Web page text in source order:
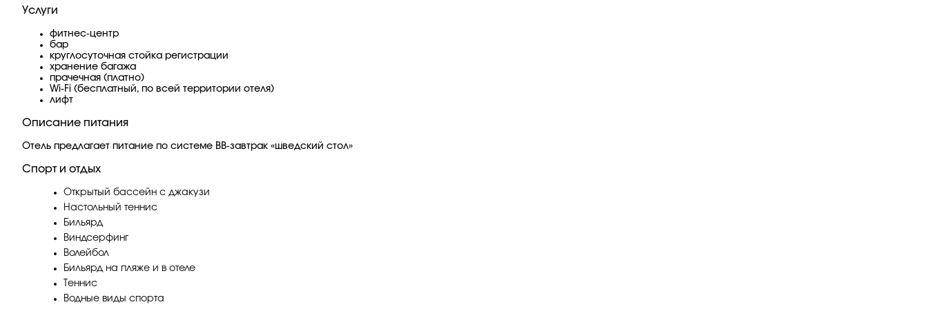
Услуги
фитнес-центр
бар
круглосуточная стойка регистрации
хранение багажа
прачечная (платно)
Wi-Fi (бесплатный, по всей территории отеля)
лифт
Описание питания
Отель предлагает питание по системе ВВ-завтрак «шведский стол»
Спорт и отдых
Открытый бассейн с джакузи
Настольный теннис
Бильярд
Виндсерфинг
Волейбол
Бильярд на пляже и в отеле
Теннис
Водные виды спорта